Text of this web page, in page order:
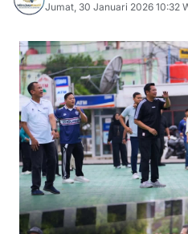
Jumat, 30 Januari 2026 10:32